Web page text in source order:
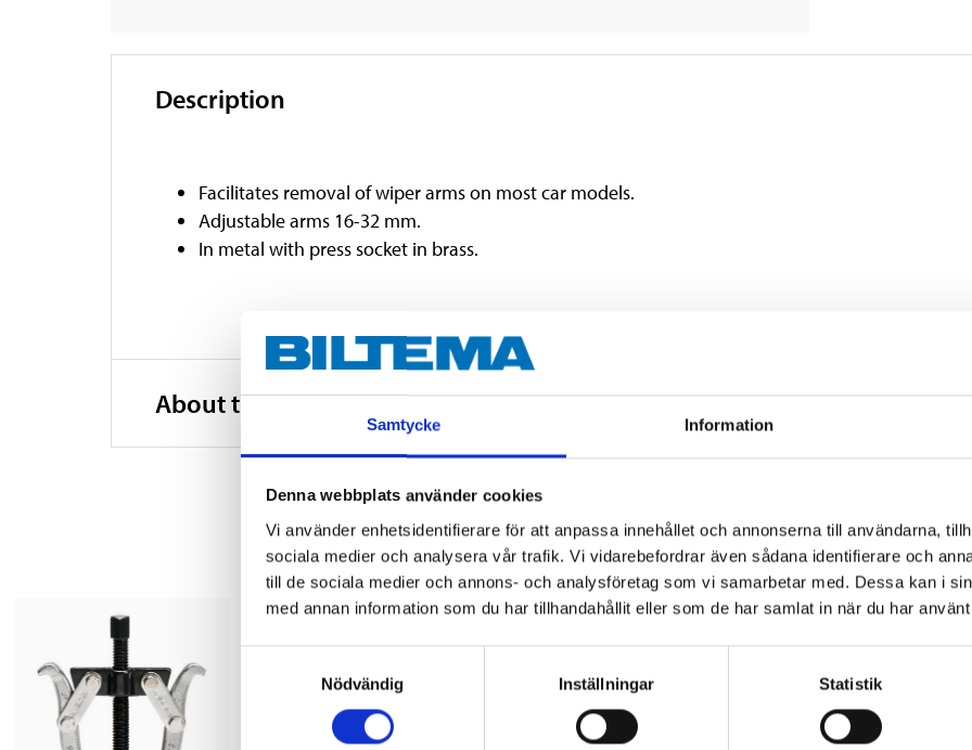
Samtycke Information
Denna webbplats använder cookies
Vi använder enhetsidentifierare för att anpassa innehållet och annonserna till användarna,
sociala medier och analysera vår trafik. Vi vidarebefordrar även sådana identifierare och
till de sociala medier och annons- och analysföretag som vi samarbetar med. Dessa kan i
med annan information som du har tillhandahållit eller som de har samlat in när du har
Nödvändig
Inställningar Statistik
Description
Facilitates removal of wiper arms on most car models.
Adjustable arms 16-32 mm.
In metal with press socket in brass.
About the manufacturer
Other customers also bought